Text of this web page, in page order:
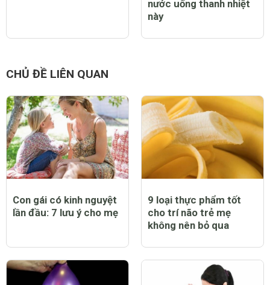
nước uống thanh nhiệt
này
CHỦ ĐỀ LIÊN QUAN
Con gái có kinh nguyệt
lần đầu: 7 lưu ý cho mẹ
9 loại thực phẩm tốt
cho trí não trẻ mẹ
không nên bỏ qua